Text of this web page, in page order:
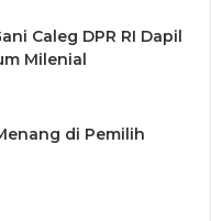
Caleg DPR RI Dapil
Milenial
di Pemilih